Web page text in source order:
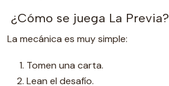
¿Cómo se juega La Previa?
La mecánica es muy simple:
Tomen una carta.
Lean el desafío.